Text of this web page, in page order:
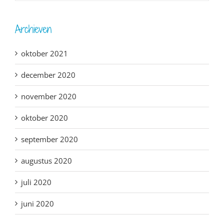
Archieven
oktober 2021
december 2020
november 2020
oktober 2020
september 2020
augustus 2020
juli 2020
juni 2020